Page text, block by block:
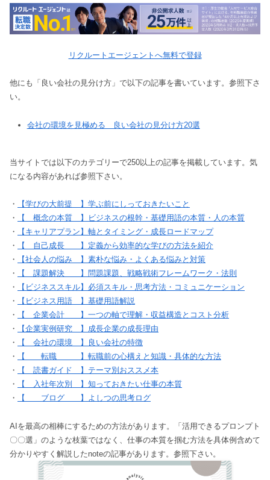
リクルートエージェントへ無料で登録
他にも「良い会社の見分け方」で以下の記事を書いています。参照下さ
い。
会社の環境を見極める 良い会社の見分け方20選
当サイトでは以下のカテゴリーで250以上の記事を掲載しています。気
になる内容があれば参照下さい。
・
【学びの大前提 】学ぶ前にしっておきたいこと
・
【 概念の本質 】ビジネスの根幹・基礎用語の本質・人の本質
・
【キャリアプラン】軸とタイミング・成長ロードマップ
・
【 自己成長 】定義から効率的な学びの方法を紹介
・
【社会人の悩み 】素朴な悩み・よくある悩みと対策
・
【 課題解決 】問題課題、戦略戦術フレームワーク・法則
・
【ビジネススキル】必須スキル・思考方法・コミュニケーション
・
【ビジネス用語 】基礎用語解説
・
【 企業会計 】一つの軸で理解・収益構造とコスト分析
・
【企業実例研究 】成長企業の成長理由
・
【 会社の環境 】良い会社の特徴
・
【 転職 】転職前の心構えと知識・具体的な方法
・
【 読書ガイド 】テーマ別おススメ本
・
【 入社年次別 】知っておきたい仕事の本質
・
【 ブログ 】よしつの思考ログ
AIを最高の相棒にするための方法があります。「活用できるプロンプト
〇〇選」のような枝葉ではなく、仕事の本質を掴む方法を具体例含めて
分かりやすく解説したnoteの記事があります。参照下さい。